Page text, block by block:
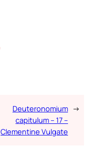
Deuteronomium
capitulum – 17 –
Clementine Vulgate
→